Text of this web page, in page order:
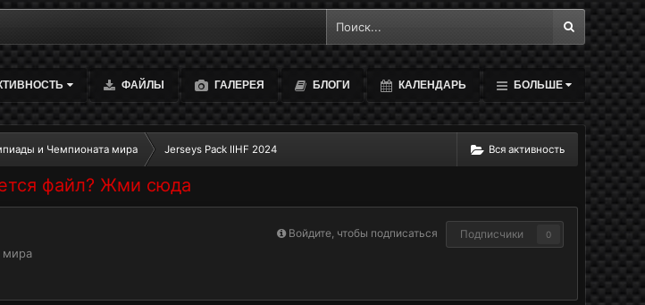
ФАЙЛЫ ГАЛЕРЕЯ БЛОГИ КАЛЕНДАРЬ БОЛЬШЕ
Вся активность
и Чемпионата мира Jerseys Pack IIHF 2024
файл? Жми сюда
Войдите, чтобы подписаться Подписчики 0
мира